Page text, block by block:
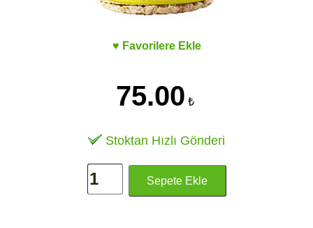
♥ Favorilere Ekle
75.00 ₺
Stoktan Hızlı Gönderi